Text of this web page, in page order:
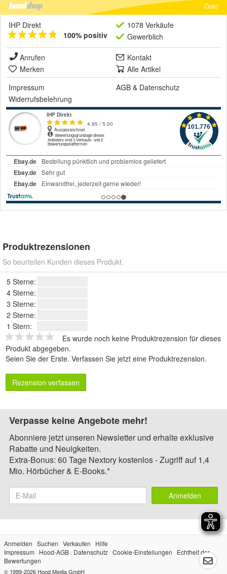
Gold
IHP Direkt
100% positiv
1078 Verkäufe
Gewerblich
Anrufen
Kontakt
Merken
Alle Artikel
Impressum
AGB & Datenschutz
Widerrufsbelehrung
Produktrezensionen
So beurteilen Kunden dieses Produkt.
5 Sterne:
4 Sterne:
3 Sterne:
2 Sterne:
1 Stern:
Es wurde noch keine Produktrezension für dieses
Produkt abgegeben.
Seien Sie der Erste. Verfassen Sie jetzt eine Produktrezension.
Rezension verfassen
Verpasse keine Angebote mehr!
Abonniere jetzt unseren Newsletter und erhalte exklusive
Rabatte und Neuigkeiten.
Extra-Bonus: 60 Tage Nextory kostenlos - Zugriff auf 1,4
Mio. Hörbücher & E-Books.*
Anmelden
Anmelden Suchen Verkaufen
Hilfe
Impressum
Hood-AGB Datenschutz Cookie-Einstellungen
Echtheit der
Bewertungen
© 1999-2026 Hood Media GmbH